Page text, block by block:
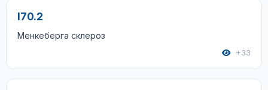
I70.2
Менкеберга склероз
+33